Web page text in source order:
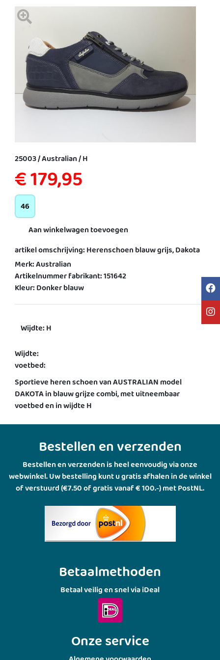
25003 / Australian / H
€ 179,95
46
Aan winkelwagen toevoegen
artikel omschrijving: Herenschoen blauw grijs, Dakota
Merk: Australian
Artikelnummer fabrikant: 151642
Kleur: Donker blauw
Wijdte: H
Wijdte:
voetbed:
Sportieve heren schoen van AUSTRALIAN model
DAKOTA in blauw grijze combi, met uitneembaar
voetbed en in wijdte H
Bestellen en verzenden
Bestellen en verzenden is heel eenvoudig via onze
webwinkel. Uw bestelling kunt u gratis afhalen in de winkel
of verstuurd (€7.50 of gratis vanaf € 100.-) met PostNL.
Betaalmethoden
Betaal veilig en snel via iDeal
Onze service